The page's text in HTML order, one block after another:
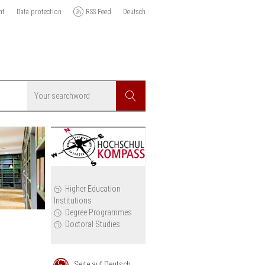
Data protection RSS Feed Deutsch
Search
Higher Education
Institutions
Degree Programmes
Doctoral Studies